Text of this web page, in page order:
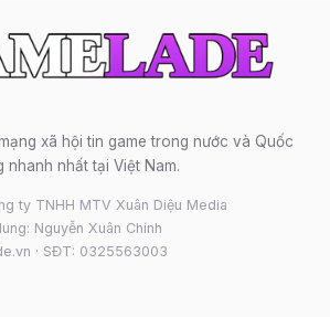
xã hội tin game trong nước và Quốc
nhanh nhất tại Việt Nam.
ty TNHH MTV Xuân Diệu Media
Nguyễn Xuân Chính
· SĐT: 0325563003